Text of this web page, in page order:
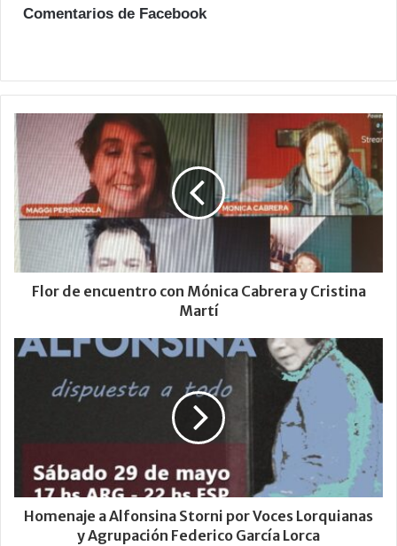
Comentarios de Facebook
Flor de encuentro con Mónica Cabrera y Cristina
Martí
Homenaje a Alfonsina Storni por Voces Lorquianas
y Agrupación Federico García Lorca